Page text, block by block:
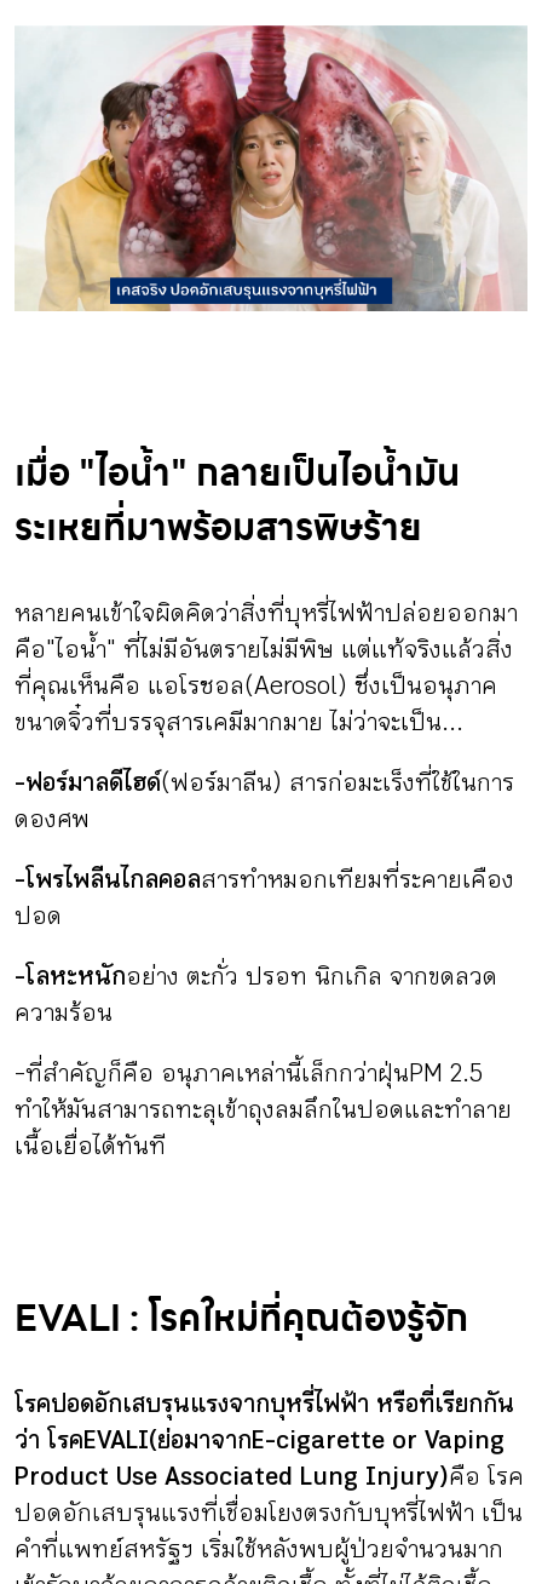
เมื่อ "ไอน้ำ" กลายเป็นไอน้ำมัน
ระเหยที่มาพร้อมสารพิษร้าย
หลายคนเข้าใจผิดคิดว่าสิ่งที่บุหรี่ไฟฟ้าปล่อยออกมา
คือ "ไอน้ำ" ที่ไม่มีอันตรายไม่มีพิษ แต่แท้จริงแล้วสิ่ง
ที่คุณเห็นคือ แอโรซอล (Aerosol) ซึ่งเป็นอนุภาค
ขนาดจิ๋วที่บรรจุสารเคมีมากมาย ไม่ว่าจะเป็น...
-ฟอร์มาลดีไฮด์(ฟอร์มาลีน) สารก่อมะเร็งที่ใช้ในการ
ดองศพ
-โพรไพลีนไกลคอลสารทำหมอกเทียมที่ระคายเคือง
ปอด
-โลหะหนักอย่าง ตะกั่ว ปรอท นิกเกิล จากขดลวด
ความร้อน
-ที่สำคัญก็คือ อนุภาคเหล่านี้เล็กกว่าฝุ่น PM 2.5
ทำให้มันสามารถทะลุเข้าถุงลมลึกในปอดและทำลาย
เนื้อเยื่อได้ทันที
EVALI : โรคใหม่ที่คุณต้องรู้จัก
โรคปอดอักเสบรุนแรงจากบุหรี่ไฟฟ้า หรือที่เรียกกัน
ว่า โรค EVALI (ย่อมาจาก E-cigarette or Vaping
Product Use Associated Lung Injury)คือ โรค
ปอดอักเสบรุนแรงที่เชื่อมโยงตรงกับบุหรี่ไฟฟ้า เป็น
คำที่แพทย์สหรัฐฯ เริ่มใช้หลังพบผู้ป่วยจำนวนมาก